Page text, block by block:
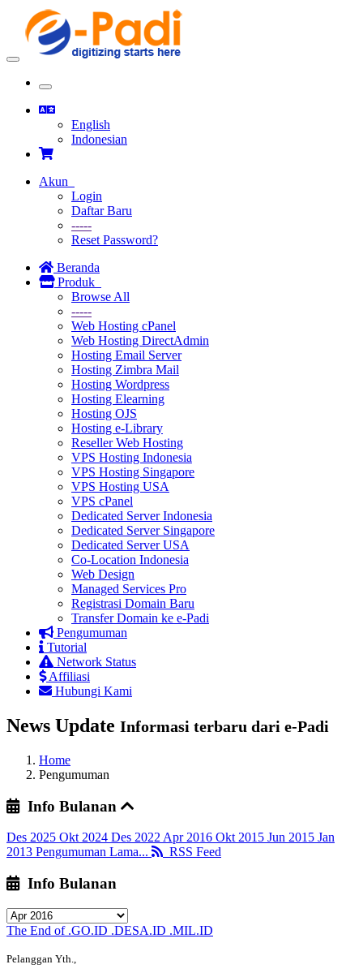
Toggle
Toggle
navigation
English
Indonesian
Akun
Login
Daftar Baru
-----
Reset Password?
Beranda
Produk
Browse All
-----
Web Hosting cPanel
Web Hosting DirectAdmin
Hosting Email Server
Hosting Zimbra Mail
Hosting Wordpress
Hosting Elearning
Hosting OJS
Hosting e-Library
Reseller Web Hosting
VPS Hosting Indonesia
VPS Hosting Singapore
VPS Hosting USA
VPS cPanel
Dedicated Server Indonesia
Dedicated Server Singapore
Dedicated Server USA
Co-Location Indonesia
Web Design
Managed Services Pro
Registrasi Domain Baru
Transfer Domain ke e-Padi
Pengumuman
Tutorial
Network Status
Affiliasi
Hubungi Kami
News Update Informasi terbaru dari e-Padi
Home
Pengumuman
Info Bulanan
Des 2025 Okt 2024 Des 2022 Apr 2016 Okt 2015 Jun 2015 Jan
2013 Pengumuman Lama... RSS Feed
Info Bulanan
The End of .GO.ID .DESA.ID .MIL.ID
Pelanggan Yth.,